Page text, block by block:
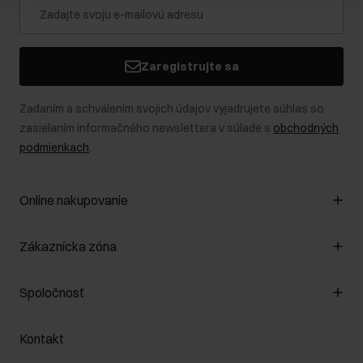
Zaregistrujte sa
Zadaním a schválením svojich údajov vyjadrujete súhlas so
zasielaním informačného newslettera v súlade s obchodných
podmienkach.
Online nakupovanie
Spravovať súbory cookie
Spôsob platby
Vrátenie
Zákaznícka zóna
Zákazníky klub
Pravidlá propagácie
Starostlivosť o kožu
Spoločnosť
O nás
Kontakt